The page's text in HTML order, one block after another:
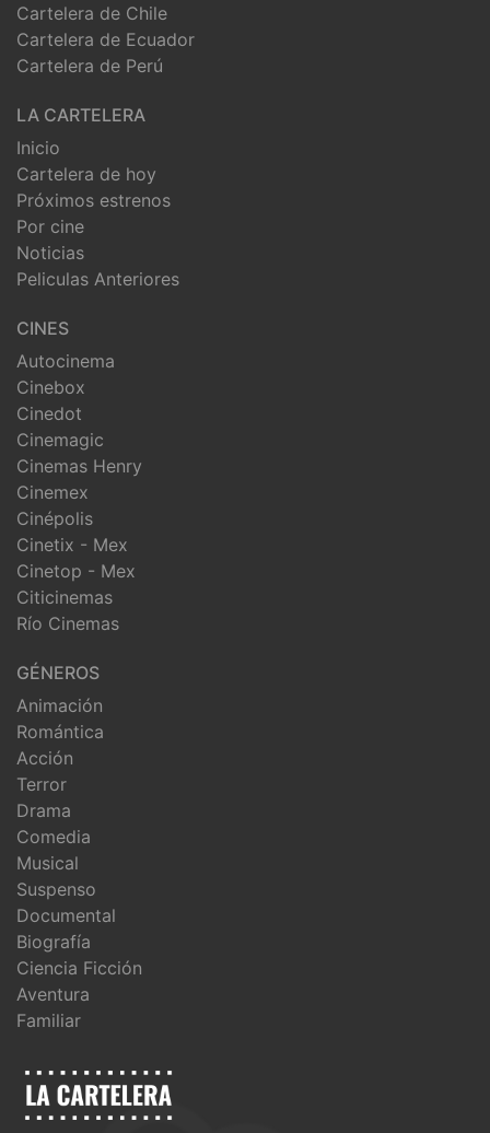
Cartelera de Chile
Cartelera de Ecuador
Cartelera de Perú
LA CARTELERA
Inicio
Cartelera de hoy
Próximos estrenos
Por cine
Noticias
Peliculas Anteriores
CINES
Autocinema
Cinebox
Cinedot
Cinemagic
Cinemas Henry
Cinemex
Cinépolis
Cinetix - Mex
Cinetop - Mex
Citicinemas
Río Cinemas
GÉNEROS
Animación
Romántica
Acción
Terror
Drama
Comedia
Musical
Suspenso
Documental
Biografía
Ciencia Ficción
Aventura
Familiar